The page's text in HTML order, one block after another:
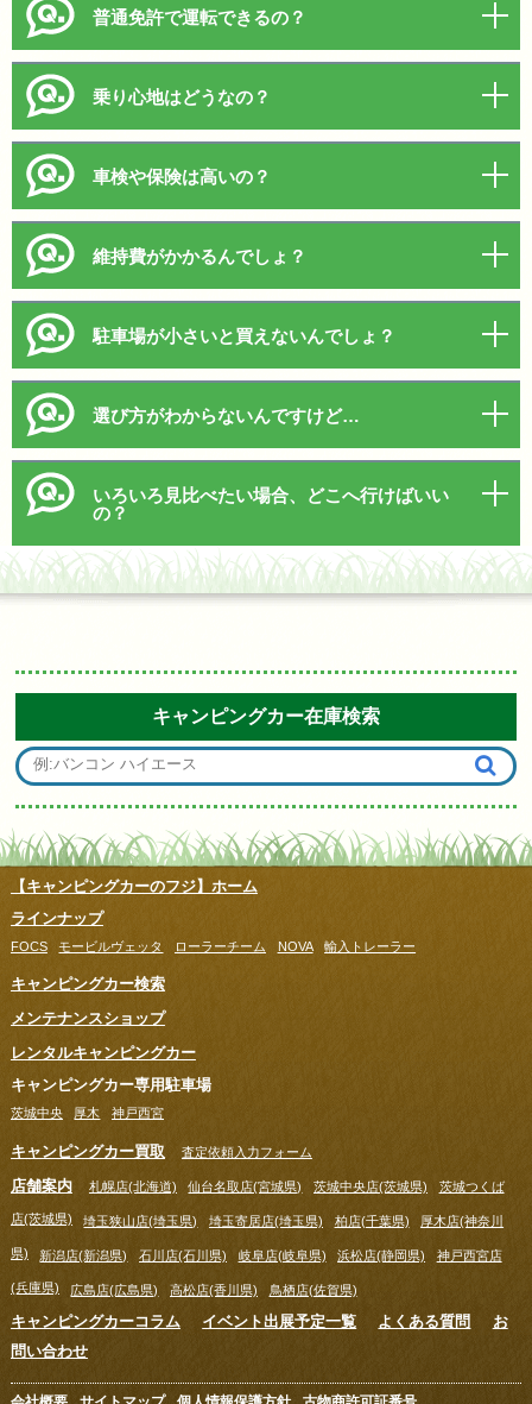
普通免許で運転できるの？
乗り心地はどうなの？
車検や保険は高いの？
維持費がかかるんでしょ？
駐車場が小さいと買えないんでしょ？
選び方がわからないんですけど…
いろいろ見比べたい場合、どこへ行けばいい
の？
キャンピングカー在庫検索
【キャンピングカーのフジ】ホーム
ラインナップ
FOCS モービルヴェッタ ローラーチーム NOVA 輸入トレーラー
キャンピングカー検索
メンテナンスショップ
レンタルキャンピングカー
キャンピングカー専用駐車場
茨城中央 厚木 神戸西宮
キャンピングカー買取 査定依頼入力フォーム
店舗案内 札幌店(北海道) 仙台名取店(宮城県) 茨城中央店(茨城県) 茨城つくば
店(茨城県) 埼玉狭山店(埼玉県) 埼玉寄居店(埼玉県) 柏店(千葉県) 厚木店(神奈川
県) 新潟店(新潟県) 石川店(石川県) 岐阜店(岐阜県) 浜松店(静岡県) 神戸西宮店
(兵庫県) 広島店(広島県) 高松店(香川県) 鳥栖店(佐賀県)
キャンピングカーコラム イベント出展予定一覧 よくある質問
お
問い合わせ